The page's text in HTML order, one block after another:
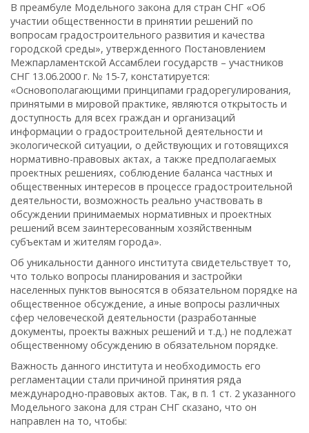
В преамбуле Модельного закона для стран СНГ «Об
участии общественности в принятии решений по
вопросам градостроительного развития и качества
городской среды», утвержденного Постановлением
Межпарламентской Ассамблеи государств – участников
СНГ 13.06.2000 г. № 15-7, констатируется:
«Основополагающими принципами градорегулирования,
принятыми в мировой практике, являются открытость и
доступность для всех граждан и организаций
информации о градостроительной деятельности и
экологической ситуации, о действующих и готовящихся
нормативно-правовых актах, а также предполагаемых
проектных решениях, соблюдение баланса частных и
общественных интересов в процессе градостроительной
деятельности, возможность реально участвовать в
обсуждении принимаемых нормативных и проектных
решений всем заинтересованным хозяйственным
субъектам и жителям города».
Об уникальности данного института свидетельствует то,
что только вопросы планирования и застройки
населенных пунктов выносятся в обязательном порядке на
общественное обсуждение, а иные вопросы различных
сфер человеческой деятельности (разработанные
документы, проекты важных решений и т.д.) не подлежат
общественному обсуждению в обязательном порядке.
Важность данного института и необходимость его
регламентации стали причиной принятия ряда
международно-правовых актов. Так, в п. 1 ст. 2 указанного
Модельного закона для стран СНГ сказано, что он
направлен на то, чтобы: